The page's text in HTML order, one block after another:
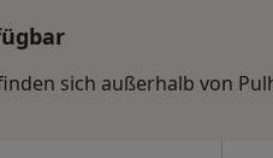
sich außerhalb von